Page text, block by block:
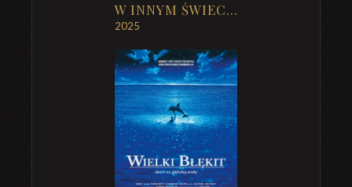
W INNYM ŚWIECIE
2025